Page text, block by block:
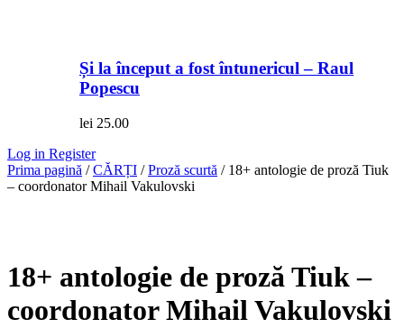
Și la început a fost întunericul – Raul
Popescu
lei 25.00
Log in Register
Prima pagină /CĂRȚI /Proză scurtă / 18+ antologie de proză Tiuk
– coordonator Mihail Vakulovski
18+ antologie de proză Tiuk –
coordonator Mihail Vakulovski